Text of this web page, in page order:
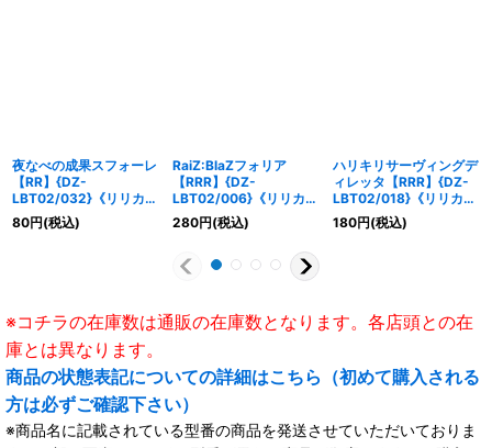
夜なべの成果スフォーレ
【RR】{DZ-
LBT02/032}《リリカル
モナステリオ》
80円(税込)
RaiZ:BlaZフォリア
【RRR】{DZ-
LBT02/006}《リリカル
モナステリオ》
280円(税込)
ハリキリサーヴィングデ
ィレッタ【RRR】{DZ-
LBT02/018}《リリカル
モナステリオ》
180円(税込)
※コチラの在庫数は通販の在庫数となります。各店頭との在
庫とは異なります。
商品の状態表記についての詳細はこちら（初めて購入される
方は必ずご確認下さい）
※商品名に記載されている型番の商品を発送させていただいておりま